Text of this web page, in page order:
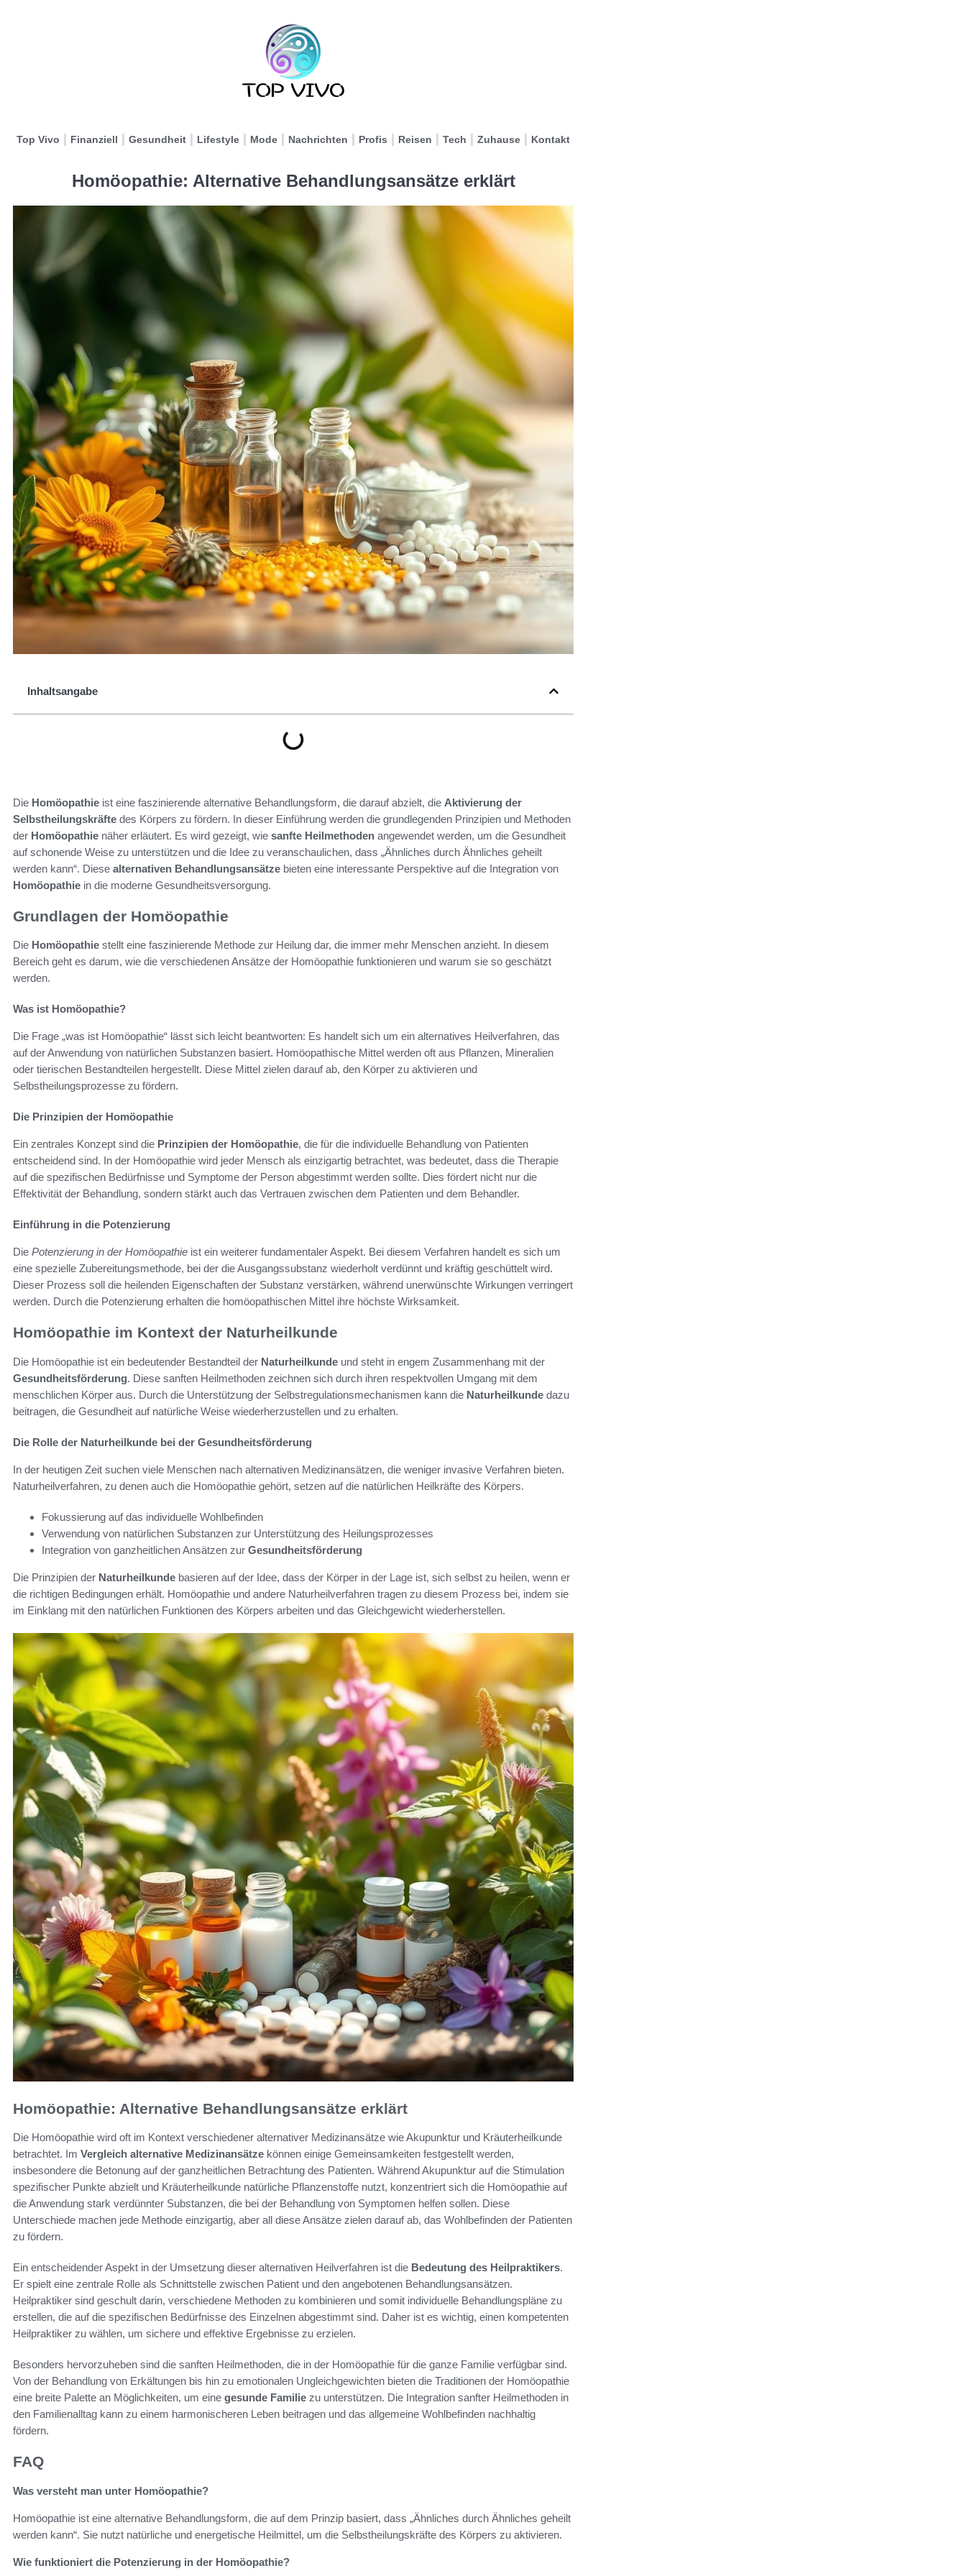
Top Vivo Finanziell Gesundheit Lifestyle Mode Nachrichten Profis Reisen Tech Zuhause Kontakt
Homöopathie: Alternative Behandlungsansätze erklärt
Inhaltsangabe
Die Homöopathie ist eine faszinierende alternative Behandlungsform, die darauf abzielt, die Aktivierung der
Selbstheilungskräfte des Körpers zu fördern. In dieser Einführung werden die grundlegenden Prinzipien und Methoden
der Homöopathie näher erläutert. Es wird gezeigt, wie sanfte Heilmethoden angewendet werden, um die Gesundheit
auf schonende Weise zu unterstützen und die Idee zu veranschaulichen, dass „Ähnliches durch Ähnliches geheilt
werden kann“. Diese alternativen Behandlungsansätze bieten eine interessante Perspektive auf die Integration von
Homöopathie in die moderne Gesundheitsversorgung.
Grundlagen der Homöopathie
Die Homöopathie stellt eine faszinierende Methode zur Heilung dar, die immer mehr Menschen anzieht. In diesem
Bereich geht es darum, wie die verschiedenen Ansätze der Homöopathie funktionieren und warum sie so geschätzt
werden.
Was ist Homöopathie?
Die Frage „was ist Homöopathie“ lässt sich leicht beantworten: Es handelt sich um ein alternatives Heilverfahren, das
auf der Anwendung von natürlichen Substanzen basiert. Homöopathische Mittel werden oft aus Pflanzen, Mineralien
oder tierischen Bestandteilen hergestellt. Diese Mittel zielen darauf ab, den Körper zu aktivieren und
Selbstheilungsprozesse zu fördern.
Die Prinzipien der Homöopathie
Ein zentrales Konzept sind die Prinzipien der Homöopathie, die für die individuelle Behandlung von Patienten
entscheidend sind. In der Homöopathie wird jeder Mensch als einzigartig betrachtet, was bedeutet, dass die Therapie
auf die spezifischen Bedürfnisse und Symptome der Person abgestimmt werden sollte. Dies fördert nicht nur die
Effektivität der Behandlung, sondern stärkt auch das Vertrauen zwischen dem Patienten und dem Behandler.
Einführung in die Potenzierung
Die Potenzierung in der Homöopathie ist ein weiterer fundamentaler Aspekt. Bei diesem Verfahren handelt es sich um
eine spezielle Zubereitungsmethode, bei der die Ausgangssubstanz wiederholt verdünnt und kräftig geschüttelt wird.
Dieser Prozess soll die heilenden Eigenschaften der Substanz verstärken, während unerwünschte Wirkungen verringert
werden. Durch die Potenzierung erhalten die homöopathischen Mittel ihre höchste Wirksamkeit.
Homöopathie im Kontext der Naturheilkunde
Die Homöopathie ist ein bedeutender Bestandteil der Naturheilkunde und steht in engem Zusammenhang mit der
Gesundheitsförderung. Diese sanften Heilmethoden zeichnen sich durch ihren respektvollen Umgang mit dem
menschlichen Körper aus. Durch die Unterstützung der Selbstregulationsmechanismen kann die Naturheilkunde dazu
beitragen, die Gesundheit auf natürliche Weise wiederherzustellen und zu erhalten.
Die Rolle der Naturheilkunde bei der Gesundheitsförderung
In der heutigen Zeit suchen viele Menschen nach alternativen Medizinansätzen, die weniger invasive Verfahren bieten.
Naturheilverfahren, zu denen auch die Homöopathie gehört, setzen auf die natürlichen Heilkräfte des Körpers.
Fokussierung auf das individuelle Wohlbefinden
Verwendung von natürlichen Substanzen zur Unterstützung des Heilungsprozesses
Integration von ganzheitlichen Ansätzen zur Gesundheitsförderung
Die Prinzipien der Naturheilkunde basieren auf der Idee, dass der Körper in der Lage ist, sich selbst zu heilen, wenn er
die richtigen Bedingungen erhält. Homöopathie und andere Naturheilverfahren tragen zu diesem Prozess bei, indem sie
im Einklang mit den natürlichen Funktionen des Körpers arbeiten und das Gleichgewicht wiederherstellen.
Homöopathie: Alternative Behandlungsansätze erklärt
Die Homöopathie wird oft im Kontext verschiedener alternativer Medizinansätze wie Akupunktur und Kräuterheilkunde
betrachtet. Im Vergleich alternative Medizinansätze können einige Gemeinsamkeiten festgestellt werden,
insbesondere die Betonung auf der ganzheitlichen Betrachtung des Patienten. Während Akupunktur auf die Stimulation
spezifischer Punkte abzielt und Kräuterheilkunde natürliche Pflanzenstoffe nutzt, konzentriert sich die Homöopathie auf
die Anwendung stark verdünnter Substanzen, die bei der Behandlung von Symptomen helfen sollen. Diese
Unterschiede machen jede Methode einzigartig, aber all diese Ansätze zielen darauf ab, das Wohlbefinden der Patienten
zu fördern.
Ein entscheidender Aspekt in der Umsetzung dieser alternativen Heilverfahren ist die Bedeutung des Heilpraktikers.
Er spielt eine zentrale Rolle als Schnittstelle zwischen Patient und den angebotenen Behandlungsansätzen.
Heilpraktiker sind geschult darin, verschiedene Methoden zu kombinieren und somit individuelle Behandlungspläne zu
erstellen, die auf die spezifischen Bedürfnisse des Einzelnen abgestimmt sind. Daher ist es wichtig, einen kompetenten
Heilpraktiker zu wählen, um sichere und effektive Ergebnisse zu erzielen.
Besonders hervorzuheben sind die sanften Heilmethoden, die in der Homöopathie für die ganze Familie verfügbar sind.
Von der Behandlung von Erkältungen bis hin zu emotionalen Ungleichgewichten bieten die Traditionen der Homöopathie
eine breite Palette an Möglichkeiten, um eine gesunde Familie zu unterstützen. Die Integration sanfter Heilmethoden in
den Familienalltag kann zu einem harmonischeren Leben beitragen und das allgemeine Wohlbefinden nachhaltig
fördern.
FAQ
Was versteht man unter Homöopathie?
Homöopathie ist eine alternative Behandlungsform, die auf dem Prinzip basiert, dass „Ähnliches durch Ähnliches geheilt
werden kann“. Sie nutzt natürliche und energetische Heilmittel, um die Selbstheilungskräfte des Körpers zu aktivieren.
Wie funktioniert die Potenzierung in der Homöopathie?